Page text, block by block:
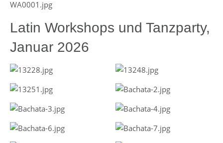
Latin Workshops und Tanzparty,
Januar 2026